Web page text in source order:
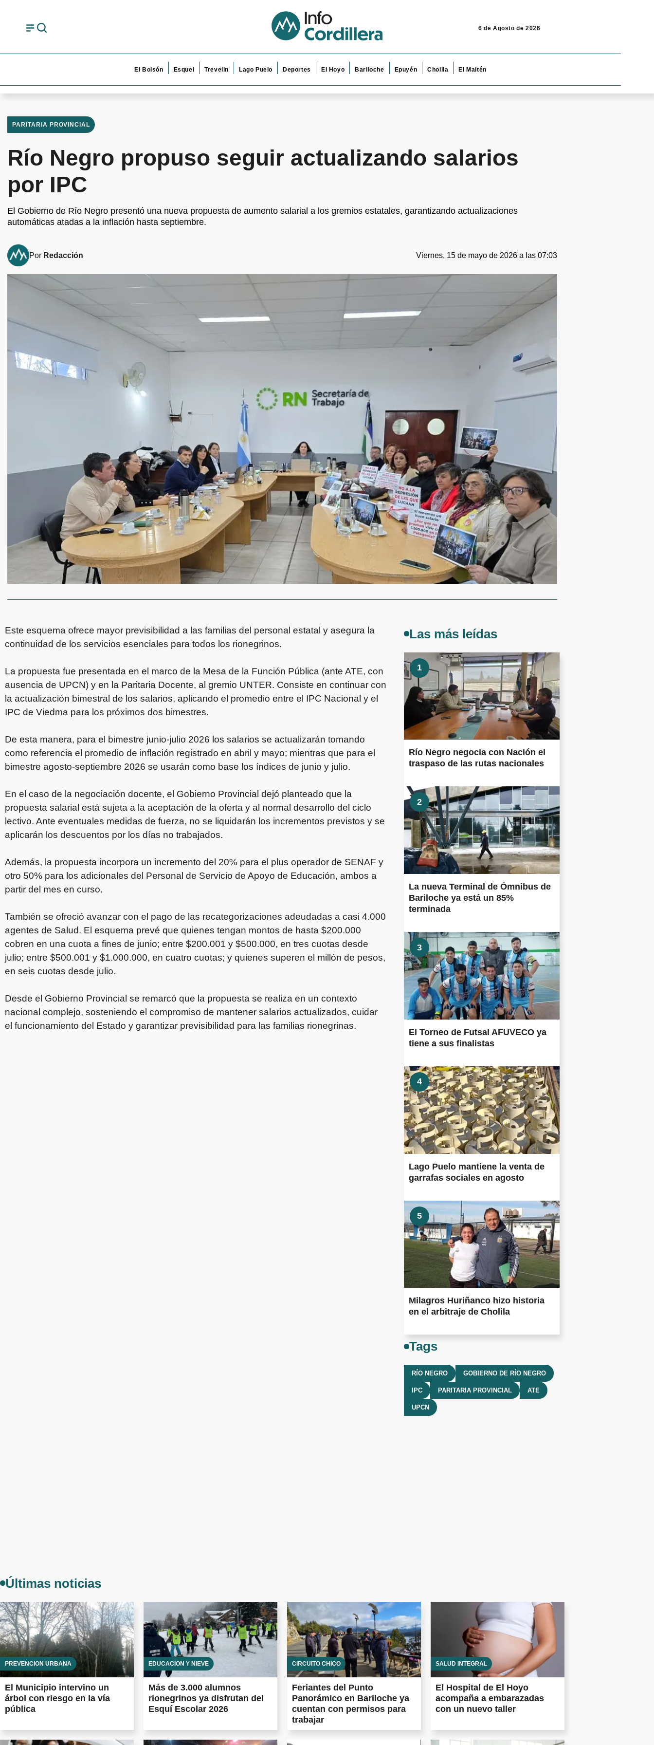
6 de Agosto de 2026
El Bolsón Esquel Trevelin Lago Puelo Deportes El Hoyo Bariloche Epuyén Cholila El Maitén
PARITARIA PROVINCIAL
Río Negro propuso seguir actualizando salarios
por IPC
El Gobierno de Río Negro presentó una nueva propuesta de aumento salarial a los gremios estatales, garantizando actualizaciones
automáticas atadas a la inflación hasta septiembre.
Por Redacción Viernes, 15 de mayo de 2026 a las 07:03
Este esquema ofrece mayor previsibilidad a las familias del personal estatal y asegura la
continuidad de los servicios esenciales para todos los rionegrinos.
La propuesta fue presentada en el marco de la Mesa de la Función Pública (ante ATE, con
ausencia de UPCN) y en la Paritaria Docente, al gremio UNTER. Consiste en continuar con
la actualización bimestral de los salarios, aplicando el promedio entre el IPC Nacional y el
IPC de Viedma para los próximos dos bimestres.
De esta manera, para el bimestre junio-julio 2026 los salarios se actualizarán tomando
como referencia el promedio de inflación registrado en abril y mayo; mientras que para el
bimestre agosto-septiembre 2026 se usarán como base los índices de junio y julio.
En el caso de la negociación docente, el Gobierno Provincial dejó planteado que la
propuesta salarial está sujeta a la aceptación de la oferta y al normal desarrollo del ciclo
lectivo. Ante eventuales medidas de fuerza, no se liquidarán los incrementos previstos y se
aplicarán los descuentos por los días no trabajados.
Además, la propuesta incorpora un incremento del 20% para el plus operador de SENAF y
otro 50% para los adicionales del Personal de Servicio de Apoyo de Educación, ambos a
partir del mes en curso.
También se ofreció avanzar con el pago de las recategorizaciones adeudadas a casi 4.000
agentes de Salud. El esquema prevé que quienes tengan montos de hasta $200.000
cobren en una cuota a fines de junio; entre $200.001 y $500.000, en tres cuotas desde
julio; entre $500.001 y $1.000.000, en cuatro cuotas; y quienes superen el millón de pesos,
en seis cuotas desde julio.
Desde el Gobierno Provincial se remarcó que la propuesta se realiza en un contexto
nacional complejo, sosteniendo el compromiso de mantener salarios actualizados, cuidar
el funcionamiento del Estado y garantizar previsibilidad para las familias rionegrinas.
Las más leídas
1
Río Negro negocia con Nación el
traspaso de las rutas nacionales
2
La nueva Terminal de Ómnibus de
Bariloche ya está un 85%
terminada
3
El Torneo de Futsal AFUVECO ya
tiene a sus finalistas
4
Lago Puelo mantiene la venta de
garrafas sociales en agosto
5
Milagros Huriñanco hizo historia
en el arbitraje de Cholila
Tags
RÍO NEGRO GOBIERNO DE RÍO NEGRO
IPC PARITARIA PROVINCIAL ATE
UPCN
Últimas noticias
PREVENCIÓN URBANA
El Municipio intervino un
árbol con riesgo en la vía
pública
EDUCACIÓN Y NIEVE
Más de 3.000 alumnos
rionegrinos ya disfrutan del
Esquí Escolar 2026
CIRCUITO CHICO
Feriantes del Punto
Panorámico en Bariloche ya
cuentan con permisos para
trabajar
SALUD INTEGRAL
El Hospital de El Hoyo
acompaña a embarazadas
con un nuevo taller